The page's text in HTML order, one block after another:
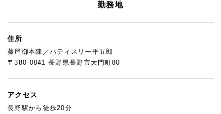
勤務地
住所
藤屋御本陳／パティスリー平五郎
〒380-0841 長野県長野市大門町80
アクセス
長野駅から徒歩20分